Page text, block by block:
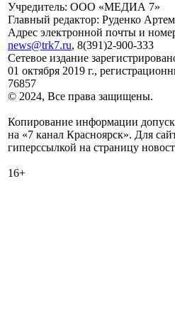
Учредитель: ООО «МЕДИА 7»
Главный редактор: Руденко
Адрес электронной почты и
news@trk7.ru, 8(391)2-900-333
Сетевое издание
01 октября 2019 г.,
76857
© 2024, Все права защищены.
Копирование информации
на «7 канал Красноярск». Для
гиперссылкой на страницу
16+